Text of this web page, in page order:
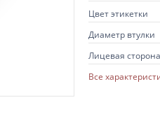
Цвет этикетки
Диаметр втулки
Лицевая сторона
Все